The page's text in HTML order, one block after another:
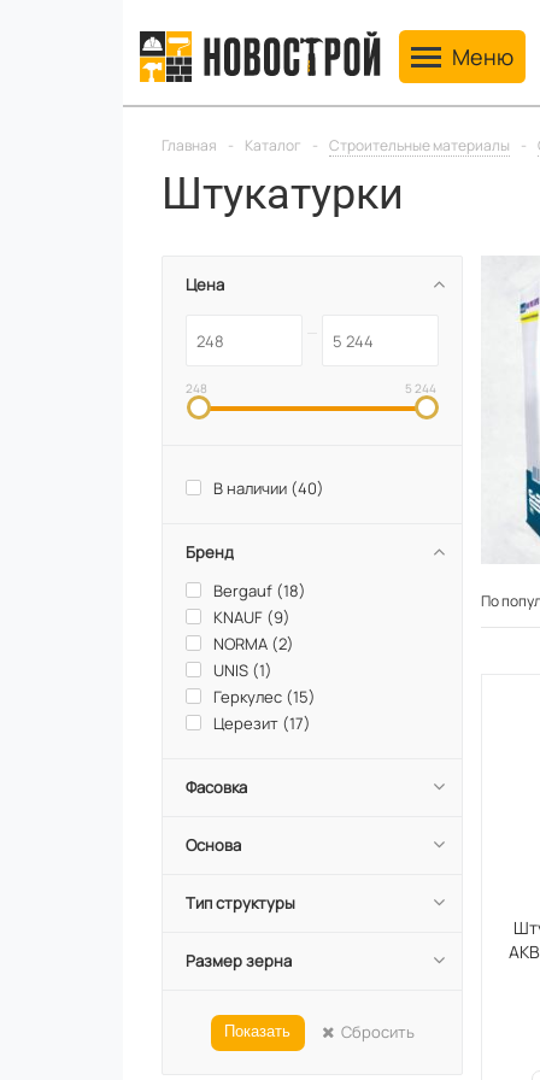
ToggleМеню
Главная - Каталог - Строительные материалы -
Штукатурки
Цена
248 5 244
В наличии (40)
Бренд
Bergauf (18)
KNAUF (9)
NORMA (2)
UNIS (1)
Геркулес (15)
Церезит (17)
Фасовка
Основа
Тип структуры
Размер зерна
Показать Сбросить
По